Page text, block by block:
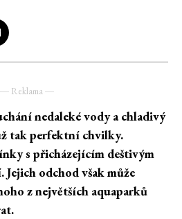
― Reklama ―
nedaleké vody a chladivý
tak perfektní chvilky.
s přicházejícím deštivým
odchod však může
z největších aquaparků